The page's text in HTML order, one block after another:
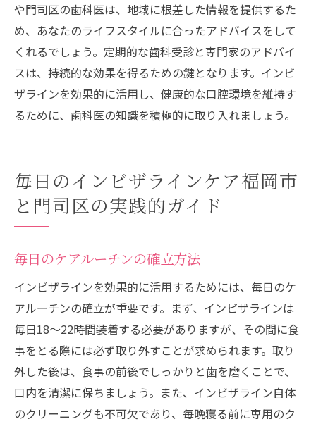
や門司区の歯科医は、地域に根差した情報を提供するた
め、あなたのライフスタイルに合ったアドバイスをして
くれるでしょう。定期的な歯科受診と専門家のアドバイ
スは、持続的な効果を得るための鍵となります。インビ
ザラインを効果的に活用し、健康的な口腔環境を維持す
るために、歯科医の知識を積極的に取り入れましょう。
毎日のインビザラインケア福岡市
と門司区の実践的ガイド
毎日のケアルーチンの確立方法
インビザラインを効果的に活用するためには、毎日のケ
アルーチンの確立が重要です。まず、インビザラインは
毎日18〜22時間装着する必要がありますが、その間に食
事をとる際には必ず取り外すことが求められます。取り
外した後は、食事の前後でしっかりと歯を磨くことで、
口内を清潔に保ちましょう。また、インビザライン自体
のクリーニングも不可欠であり、毎晩寝る前に専用のク